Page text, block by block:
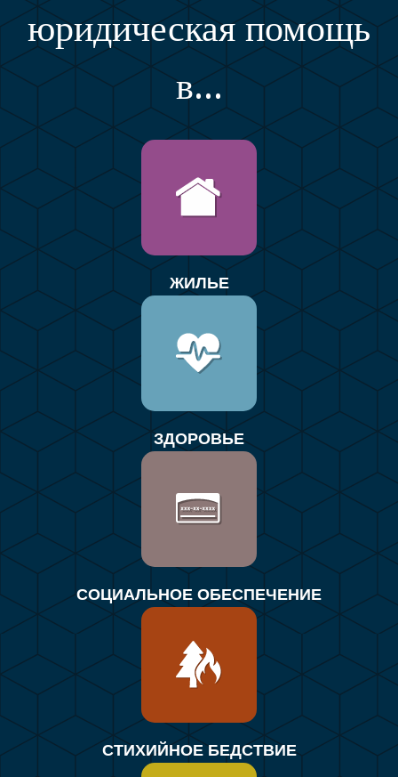
юридическая помощь
в...
ЖИЛЬЕ
ЗДОРОВЬЕ
СОЦИАЛЬНОЕ ОБЕСПЕЧЕНИЕ
СТИХИЙНОЕ БЕДСТВИЕ